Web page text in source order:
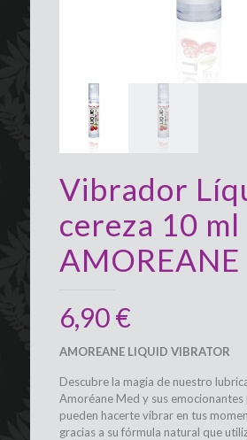
Vibrador
cereza 10 ml
AMOREANE
6,90€
AMOREANE LIQUID VIBRATOR
Descubre la magia de nuestro
Amoréane Med y sus
pueden hacerte vibrar en tus
gracias a su fórmula natural que